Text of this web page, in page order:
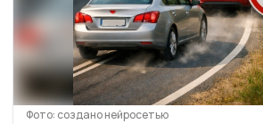
Фото: создано нейросетью